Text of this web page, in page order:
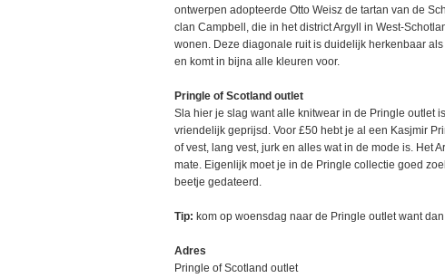
ontwerpen adopteerde Otto Weisz de tartan van de
clan Campbell, die in het district Argyll in West-
wonen. Deze diagonale ruit is duidelijk herkenbaar als
en komt in bijna alle kleuren voor.
Pringle of Scotland outlet
Sla hier je slag want alle knitwear in de Pringle outlet is
vriendelijk geprijsd. Voor £50 hebt je al een Kasjmir
of vest, lang vest, jurk en alles wat in de mode is. Het
mate. Eigenlijk moet je in de Pringle collectie goed
beetje gedateerd.
Tip: kom op woensdag naar de Pringle outlet want
Adres
Pringle of Scotland outlet